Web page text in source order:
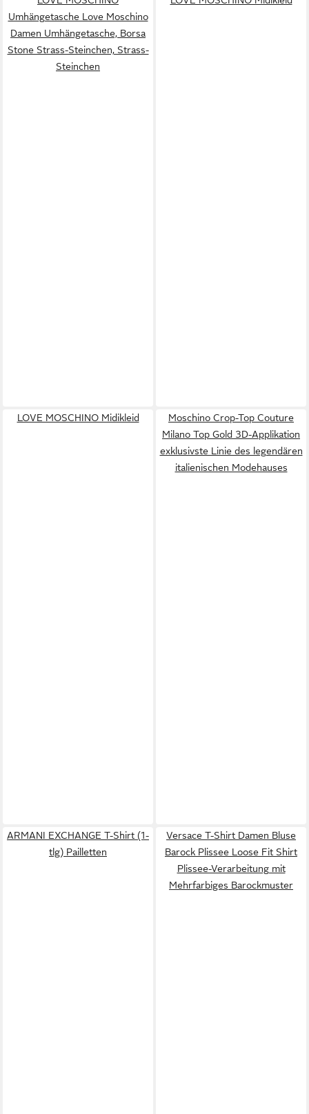
Umhängetasche Love Moschino
Damen Umhängetasche, Borsa
Stone Strass-Steinchen, Strass-
Steinchen
LOVE MOSCHINO Midikleid
Moschino Crop-Top Couture
Milano Top Gold 3D-Applikation
exklusivste Linie des legendären
italienischen Modehauses
ARMANI EXCHANGE T-Shirt (1-
tlg) Pailletten
Versace T-Shirt Damen Bluse
Barock Plissee Loose Fit Shirt
Plissee-Verarbeitung mit
Mehrfarbiges Barockmuster